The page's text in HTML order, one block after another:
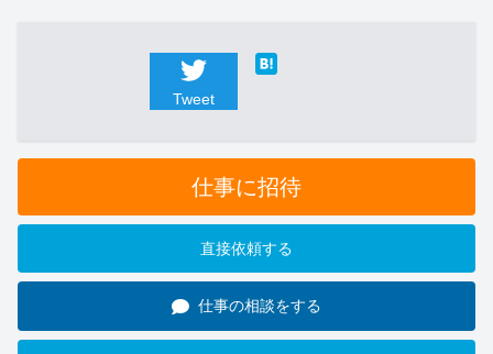
Tweet
仕事に招待
直接依頼する
仕事の相談をする